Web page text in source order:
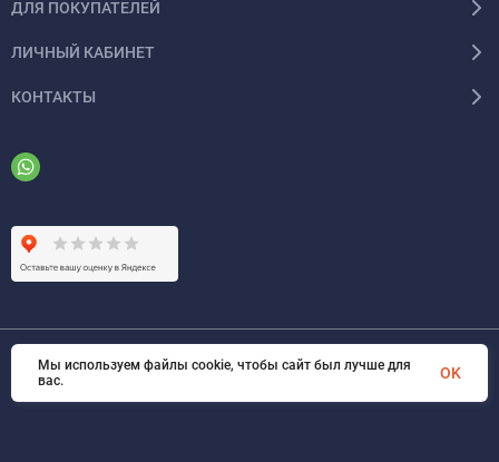
ДЛЯ ПОКУПАТЕЛЕЙ
ЛИЧНЫЙ КАБИНЕТ
КОНТАКТЫ
© 2026 ООО «ФАЗИНЖИНИРИНГ». Все права защищены
Мы используем файлы cookie, чтобы сайт был лучше для
вас.
OK